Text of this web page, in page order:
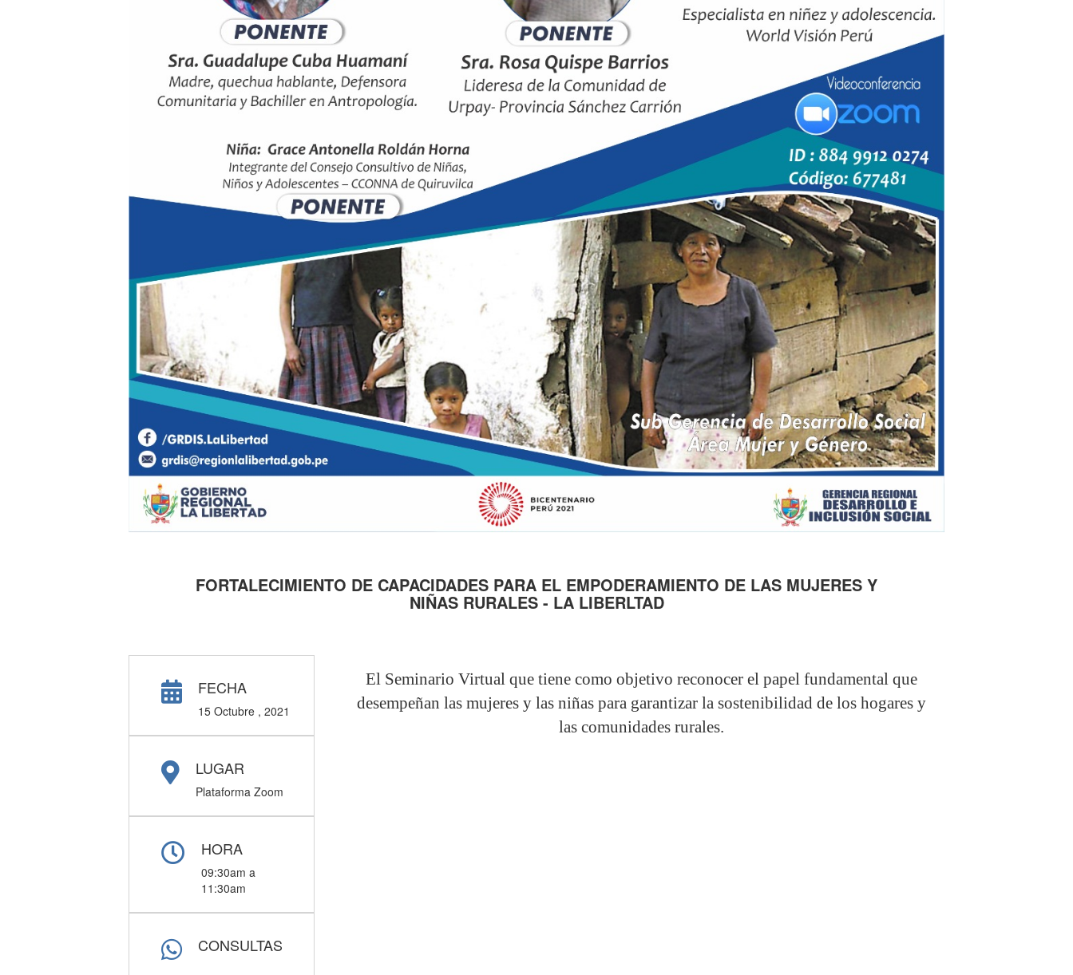
FORTALECIMIENTO DE CAPACIDADES PARA EL EMPODERAMIENTO DE LAS MUJERES Y
NIÑAS RURALES - LA LIBERLTAD
FECHA
15 Octubre , 2021
LUGAR
Plataforma Zoom
HORA
09:30am a
11:30am
CONSULTAS
El Seminario Virtual que tiene como objetivo reconocer el papel fundamental que
desempeñan las mujeres y las niñas para garantizar la sostenibilidad de los hogares y
las comunidades rurales.